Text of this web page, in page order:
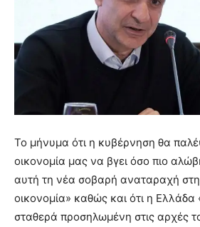
Το μήνυμα ότι η κυβέρνηση θα
οικονομία μας να βγει όσο πιο
αυτή τη νέα σοβαρή αναταραχή
οικονομία» καθώς και ότι η
σταθερά προσηλωμένη στις αρχές